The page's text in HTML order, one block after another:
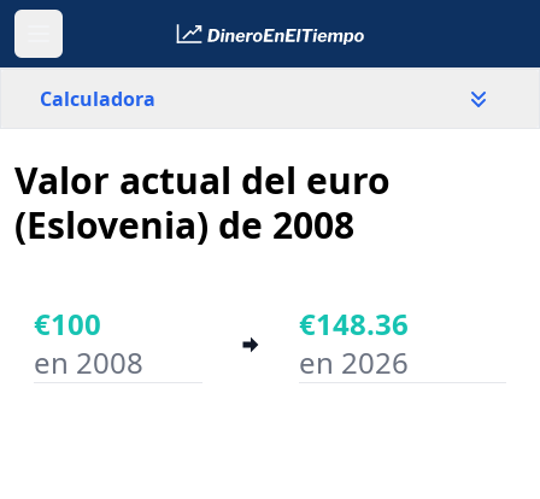
Calculadora
Eslovenia
País
Año inicial
Valor actual del euro
(Eslovenia) de 2008
€100
en 2008
€148.36
en 2026